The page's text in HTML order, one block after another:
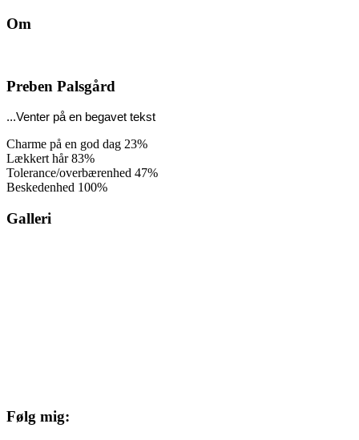
Om
Preben Palsgård
...Venter på en begavet tekst
Charme på en god dag 23%
Lækkert hår 83%
Tolerance/overbærenhed 47%
Beskedenhed 100%
Galleri
Følg mig: